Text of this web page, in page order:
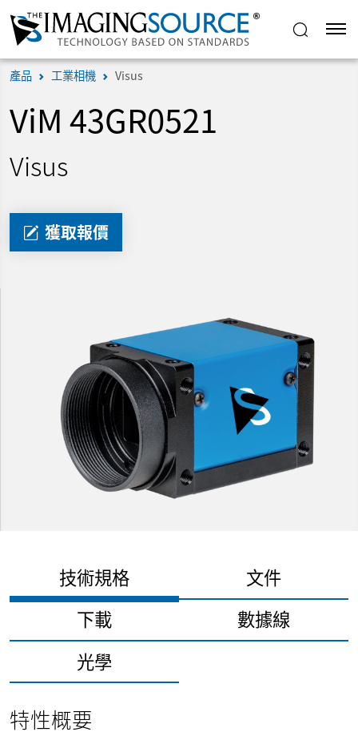
產品 工業相機 Visus
ViM 43GR0521
Visus
獲取報價
技術規格
文件
下載
數據線
光學
特性概要